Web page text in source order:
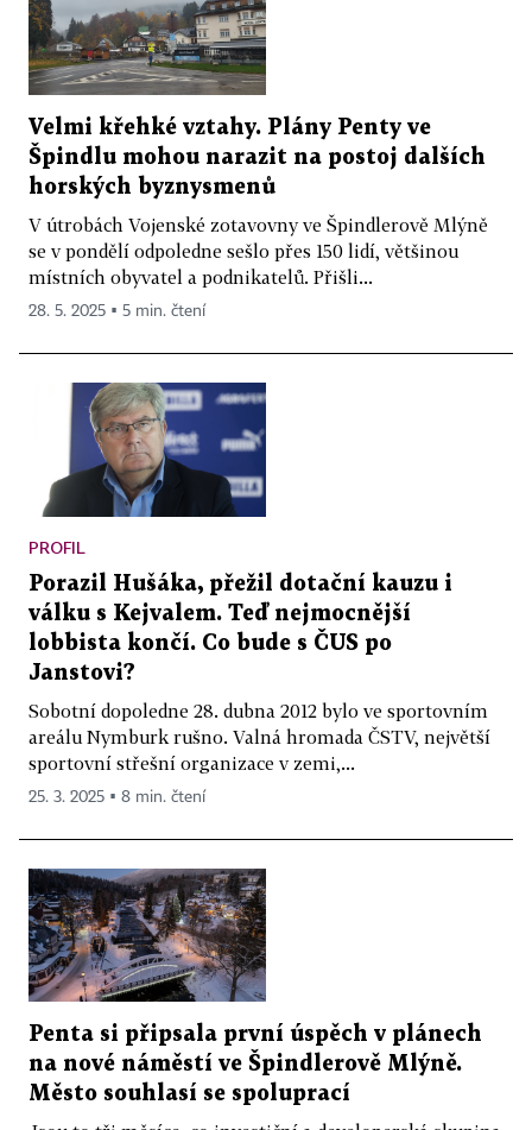
Velmi křehké vztahy. Plány Penty ve
Špindlu mohou narazit na postoj dalších
horských byznysmenů
V útrobách Vojenské zotavovny ve Špindlerově Mlýně
se v pondělí odpoledne sešlo přes 150 lidí, většinou
místních obyvatel a podnikatelů. Přišli...
28. 5. 2025 ▪ 5 min. čtení
PROFIL
Porazil Hušáka, přežil dotační kauzu i
válku s Kejvalem. Teď nejmocnější
lobbista končí. Co bude s ČUS po
Janstovi?
Sobotní dopoledne 28. dubna 2012 bylo ve sportovním
areálu Nymburk rušno. Valná hromada ČSTV, největší
sportovní střešní organizace v zemi,...
25. 3. 2025 ▪ 8 min. čtení
Penta si připsala první úspěch v plánech
na nové náměstí ve Špindlerově Mlýně.
Město souhlasí se spoluprací